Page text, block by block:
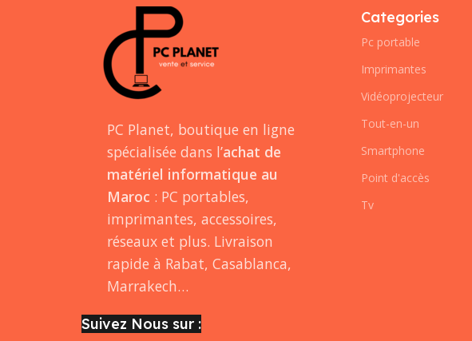
PC Planet, boutique en ligne
spécialisée dans l’achat de
matériel informatique au
Maroc : PC portables,
imprimantes, accessoires,
réseaux et plus. Livraison
rapide à Rabat, Casablanca,
Marrakech…
Suivez Nous sur :
Categories
Pc portable
Imprimantes
Vidéoprojecteur
Tout-en-un
Smartphone
Point d'accès
Tv